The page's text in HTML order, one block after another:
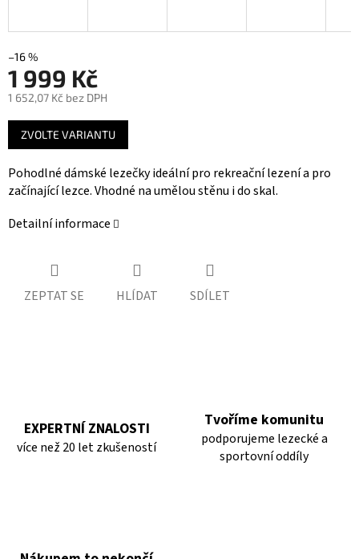
–16 %
1 999 Kč
1 652,07 Kč bez DPH
Měrná
cena:
ZVOLTE VARIANTU
Pohodlné dámské lezečky ideální pro rekreační lezení a pro
začínající lezce. Vhodné na umělou stěnu i do skal.
Detailní informace
ZEPTAT SE HLÍDAT SDÍLET
EXPERTNÍ ZNALOSTI
více než 20 let zkušeností
Tvoříme komunitu
podporujeme lezecké a
sportovní oddíly